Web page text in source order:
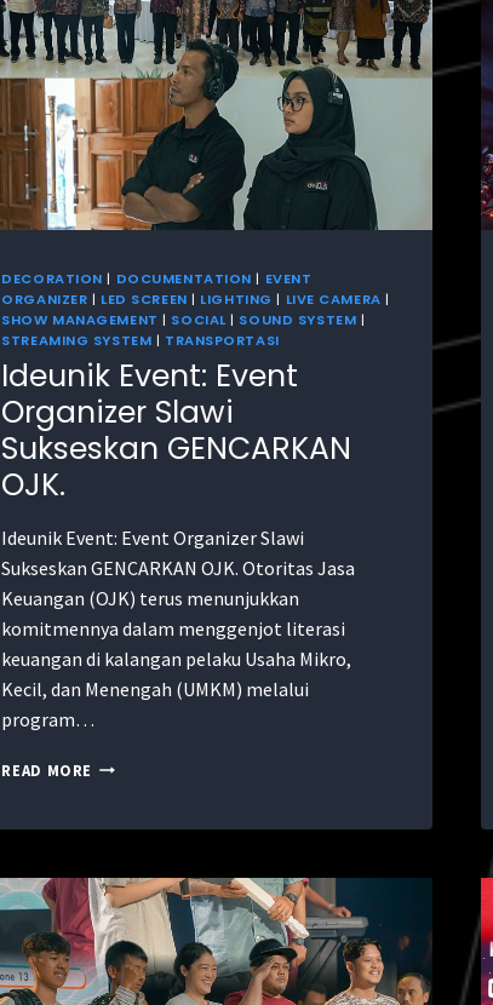
DECORATION | DOCUMENTATION | EVENT
ORGANIZER | LED SCREEN | LIGHTING | LIVE CAMERA |
SHOW MANAGEMENT | SOCIAL| SOUND SYSTEM |
STREAMING SYSTEM | TRANSPORTASI
Ideunik Event: Event
Organizer Slawi
Sukseskan GENCARKAN
OJK.
Ideunik Event: Event Organizer Slawi
Sukseskan GENCARKAN OJK. Otoritas Jasa
Keuangan (OJK) terus menunjukkan
komitmennya dalam menggenjot literasi
keuangan di kalangan pelaku Usaha Mikro,
Kecil, dan Menengah (UMKM) melalui
program…
READ MORE